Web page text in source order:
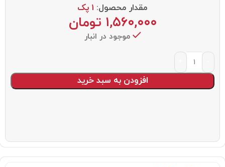
مقدار محصول: 1 پک
۱,۵۶۰,۰۰۰ تومان
موجود در انبار
افزودن به سبد خرید